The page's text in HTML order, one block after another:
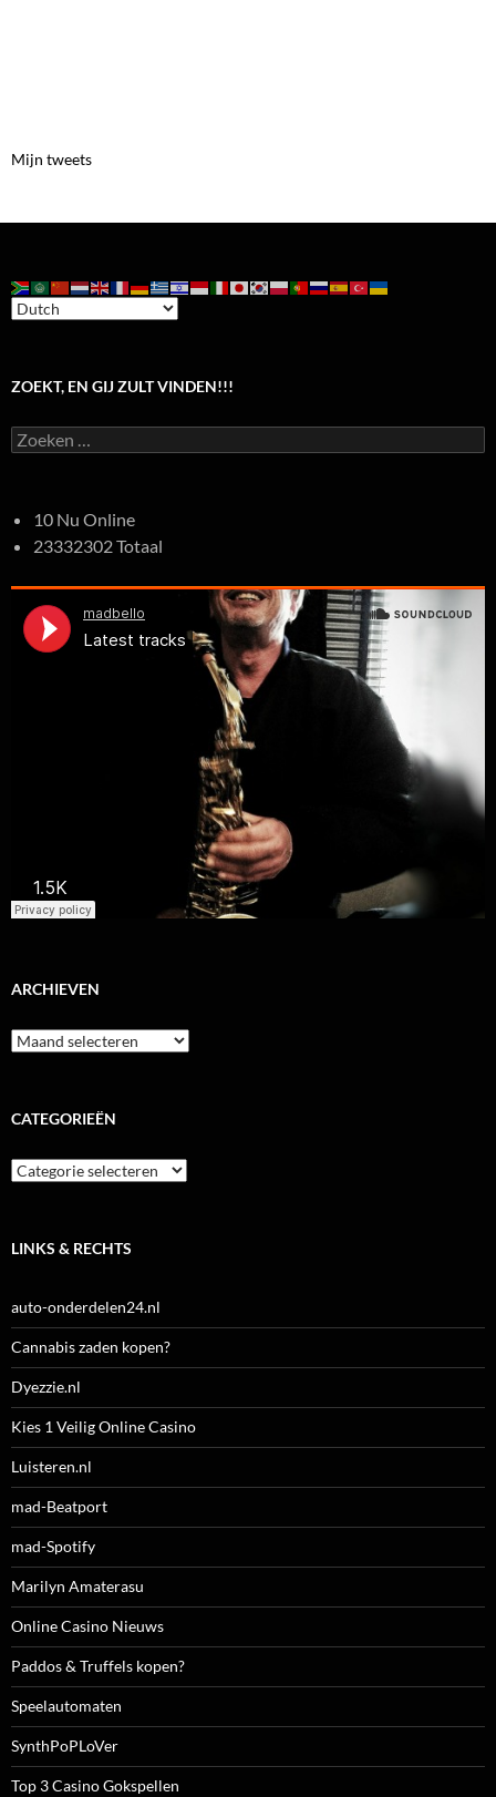
Mijn tweets
ZOEKT, EN GIJ ZULT VINDEN!!!
Zoeken
naar:
10 Nu Online
23332302 Totaal
ARCHIEVEN
Archieven
CATEGORIEËN
Categorieën
LINKS & RECHTS
auto-onderdelen24.nl
Cannabis zaden kopen?
Dyezzie.nl
Kies 1 Veilig Online Casino
Luisteren.nl
mad-Beatport
mad-Spotify
Marilyn Amaterasu
Online Casino Nieuws
Paddos & Truffels kopen?
Speelautomaten
SynthPoPLoVer
Top 3 Casino Gokspellen